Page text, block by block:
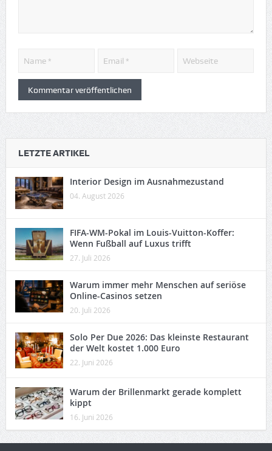
LETZTE ARTIKEL
Interior Design im Ausnahmezustand
04. August 2026
FIFA-WM-Pokal im Louis-Vuitton-Koffer:
Wenn Fußball auf Luxus trifft
27. Juli 2026
Warum immer mehr Menschen auf seriöse
Online-Casinos setzen
20. Juli 2026
Solo Per Due 2026: Das kleinste Restaurant
der Welt kostet 1.000 Euro
22. Juni 2026
Warum der Brillenmarkt gerade komplett
kippt
16. Juni 2026